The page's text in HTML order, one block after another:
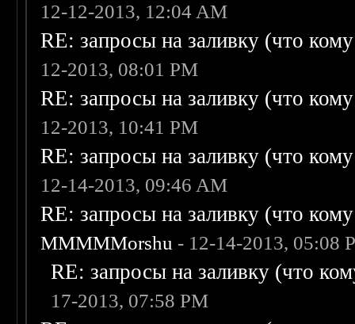
12-12-2013, 12:04 AM
RE: запросы на заливку (что
12-2013, 08:01 PM
RE: запросы на заливку (что
12-2013, 10:41 PM
RE: запросы на заливку (что
12-14-2013, 09:46 AM
RE: запросы на заливку (что
MMMMMorshu - 12-14-2013, 05:08
RE: запросы на заливку (что
17-2013, 07:58 PM